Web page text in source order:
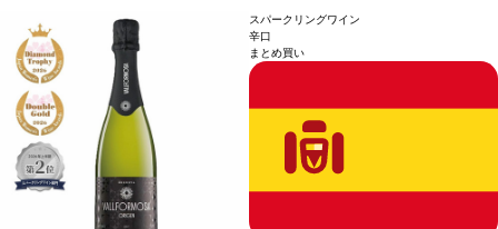
葡萄品種
凝縮したフローラルとトロピカルフルーツのアロマが
広がる。口に含むと素晴らしく心地よく、しっかりとしたストラクチャーを感じ、
長く甘い余韻のフィニッシュが続く。
認証 CCPAE
場合、在庫があり価格が同様の場合は自動的に次のヴィンテージに変更されます、
ご了承ください。
れ、葡萄を食しているような官能的な感覚を与える。この特徴あるワインは個人の
体験によりそれぞれ定義される。ワイン愛好家にとって魅了的な一本。
魚介類の前菜、アボカドと海老、サーモン、生ハムメロン、家きん、パテ、フォア
グラなどと好相性
葡萄品種
凝縮したフローラルとトロピカルフルーツのアロマが
広がる。口に含むと素晴らしく心地よく、しっかりとしたストラクチャーを感じ、
長く甘い余韻のフィニッシュが続く。
場合、在庫があり価格が同様の場合は自動的に次のヴィンテージに変更されます、
ご了承ください。
スパークリングワイン
辛口
まとめ買い